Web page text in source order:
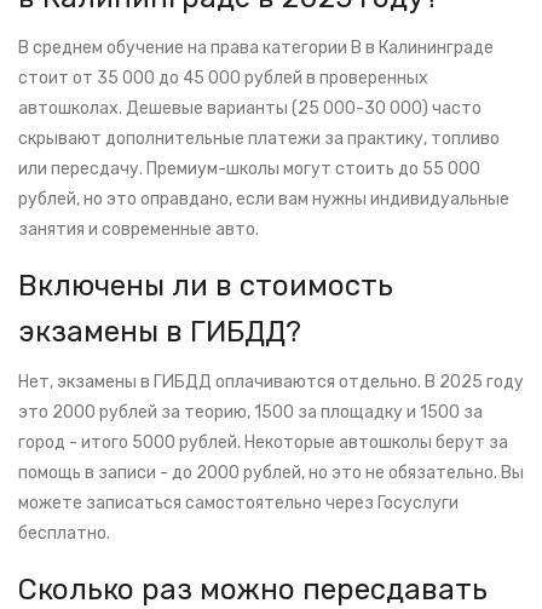
В среднем обучение на права категории B в Калининграде
стоит от 35 000 до 45 000 рублей в проверенных
автошколах. Дешевые варианты (25 000-30 000) часто
скрывают дополнительные платежи за практику, топливо
или пересдачу. Премиум-школы могут стоить до 55 000
рублей, но это оправдано, если вам нужны индивидуальные
занятия и современные авто.
Включены ли в стоимость
экзамены в ГИБДД?
Нет, экзамены в ГИБДД оплачиваются отдельно. В 2025 году
это 2000 рублей за теорию, 1500 за площадку и 1500 за
город - итого 5000 рублей. Некоторые автошколы берут за
помощь в записи - до 2000 рублей, но это не обязательно. Вы
можете записаться самостоятельно через Госуслуги
бесплатно.
Сколько раз можно пересдавать